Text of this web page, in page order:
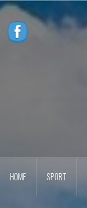
Przejdź
treści
HOME SPORT